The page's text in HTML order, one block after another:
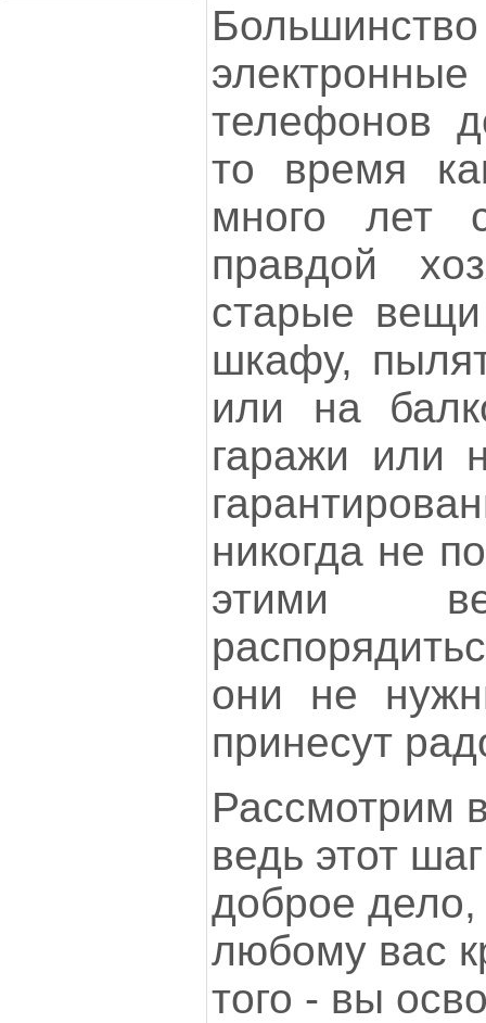
телефонов
то время
много лет
правдой
старые
шкафу,
или на
гаражи или
никогда не
этими
они не
принесут
Рассмотрим
ведь этот
доброе дело,
любому вас
того - вы